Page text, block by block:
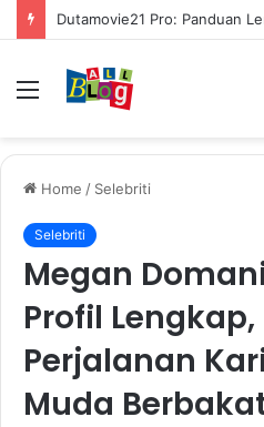
Menu
Home / Selebriti
Selebriti
Megan
Profil
Perjalanan
Muda